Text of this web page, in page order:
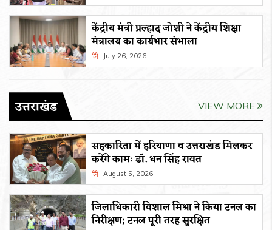
केंद्रीय मंत्री प्रल्हाद जोशी ने केंद्रीय शिक्षा
मंत्रालय का कार्यभार संभाला
July 26, 2026
उत्तराखंड VIEW MORE
सहकारिता में हरियाणा व उत्तराखंड मिलकर
करेंगे कामः डाॅ. धन सिंह रावत
August 5, 2026
जिलाधिकारी विशाल मिश्रा ने किया टनल का
निरीक्षण; टनल पूरी तरह सुरक्षित